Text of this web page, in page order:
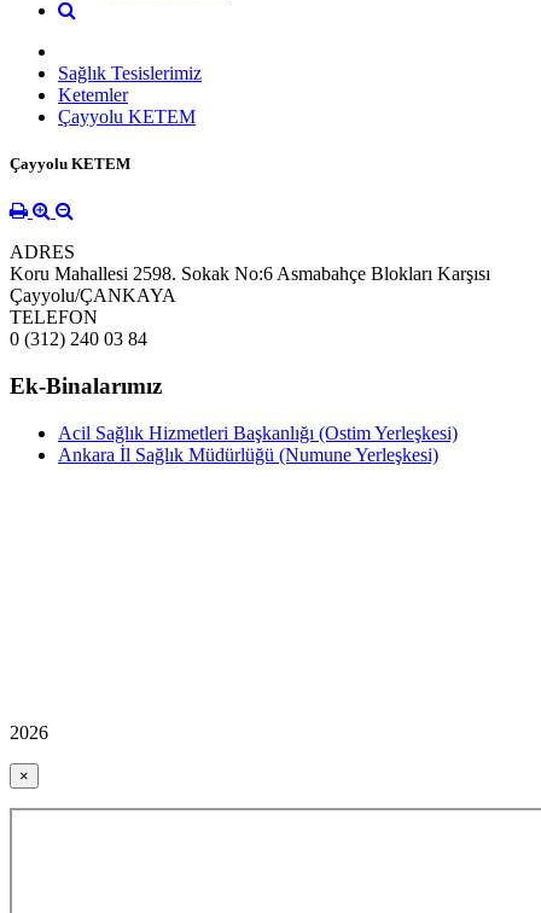
Sağlık Tesislerimiz
Ketemler
Çayyolu KETEM
Çayyolu KETEM
ADRES
Koru Mahallesi 2598. Sokak No:6 Asmabahçe Blokları Karşısı
Çayyolu/ÇANKAYA
TELEFON
0 (312) 240 03 84
Ek-Binalarımız
Acil Sağlık Hizmetleri Başkanlığı (Ostim Yerleşkesi)
Ankara İl Sağlık Müdürlüğü (Numune Yerleşkesi)
2026
×